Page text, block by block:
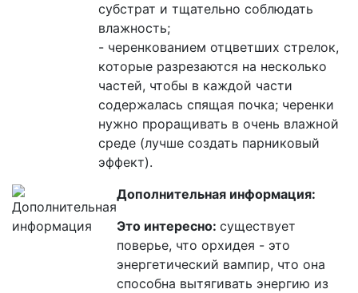
субстрат и тщательно соблюдать
влажность;
- черенкованием отцветших стрелок,
которые разрезаются на несколько
частей, чтобы в каждой части
содержалась спящая почка; черенки
нужно проращивать в очень влажной
среде (лучше создать парниковый
эффект).
Дополнительная информация:
Это интересно: существует
поверье, что орхидея - это
энергетический вампир, что она
способна вытягивать энергию из